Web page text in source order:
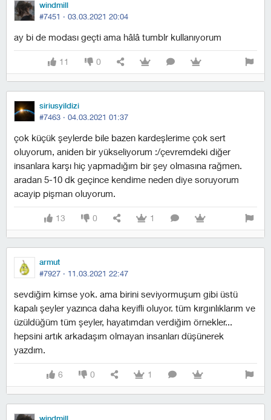
windmill
#7451 · 03.03.2021 20:04
ay bi de modası geçti ama hâlâ tumblr kullanıyorum
11 0
siriusyildizi
#7463 · 04.03.2021 01:37
çok küçük şeylerde bile bazen kardeşlerime çok sert
oluyorum, aniden bir yükseliyorum :/çevremdeki diğer
insanlara karşı hiç yapmadığım bir şey olmasına rağmen.
aradan 5-10 dk geçince kendime neden diye soruyorum
acayip pişman oluyorum.
13 0 1
armut
#7927 · 11.03.2021 22:47
sevdiğim kimse yok. ama birini seviyormuşum gibi üstü
kapalı şeyler yazınca daha keyifli oluyor. tüm kırgınlıklarım ve
üzüldüğüm tüm şeyler, hayatımdan verdiğim örnekler...
hepsini artık arkadaşım olmayan insanları düşünerek
yazdım.
6 0 1